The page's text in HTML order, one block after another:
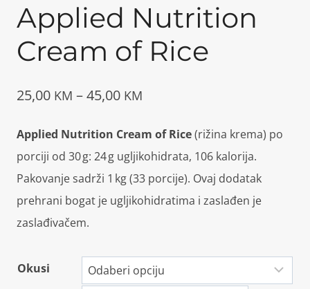
Applied Nutrition
Cream of Rice
25,00 KM –45,00 KM
od
25,00 KM
do
Applied Nutrition Cream of Rice(rižina krema) po
porciji od 30 g: 24 g ugljikohidrata, 106 kalorija.
Pakovanje sadrži 1 kg (33 porcije). Ovaj dodatak
prehrani bogat je ugljikohidratima i zaslađen je
zaslađivačem.
Okusi